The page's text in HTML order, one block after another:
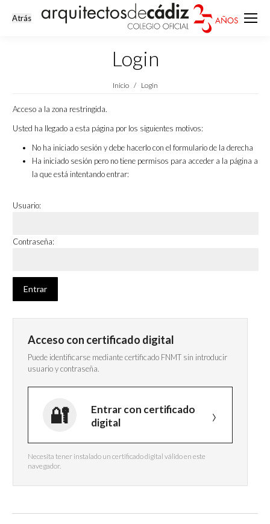
Login
Estás aquí:
Inicio Login
Acceso a la zona restringida.
Usted ha llegado a esta página por los siguientes motivos:
No ha iniciado sesión y debe hacerlo con el formulario de la derecha
Ha iniciado sesión pero no tiene permisos para acceder a la página a
la que está intentando entrar:
Usuario:
Contraseña:
Acceso con certificado digital
Puede identificarse mediante certificado FNMT sin introducir
usuario y contraseña.
Entrar con certificado
digital
Necesita tener instalado un certificado digital válido en este
navegador.